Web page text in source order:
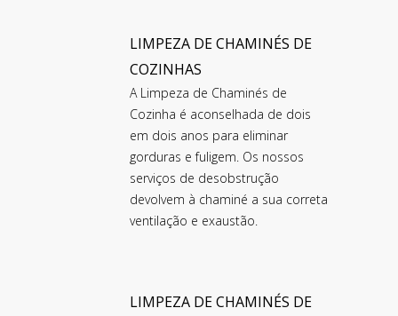
LIMPEZA DE CHAMINÉS DE
COZINHAS
A Limpeza de Chaminés de
Cozinha é aconselhada de dois
em dois anos para eliminar
gorduras e fuligem. Os nossos
serviços de desobstrução
devolvem à chaminé a sua correta
ventilação e exaustão.
LIMPEZA DE CHAMINÉS DE